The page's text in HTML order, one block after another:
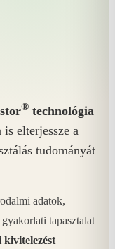
® technológia
elterjessze a
tudományát
adatok,
tapasztalat
kivitelezést